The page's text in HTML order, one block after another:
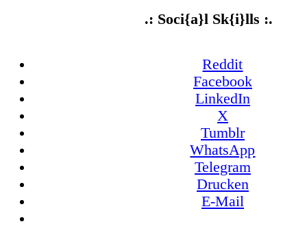
.: Soci{a}l Sk{i}lls :.
Reddit
Facebook
LinkedIn
X
Tumblr
WhatsApp
Telegram
Drucken
E-Mail